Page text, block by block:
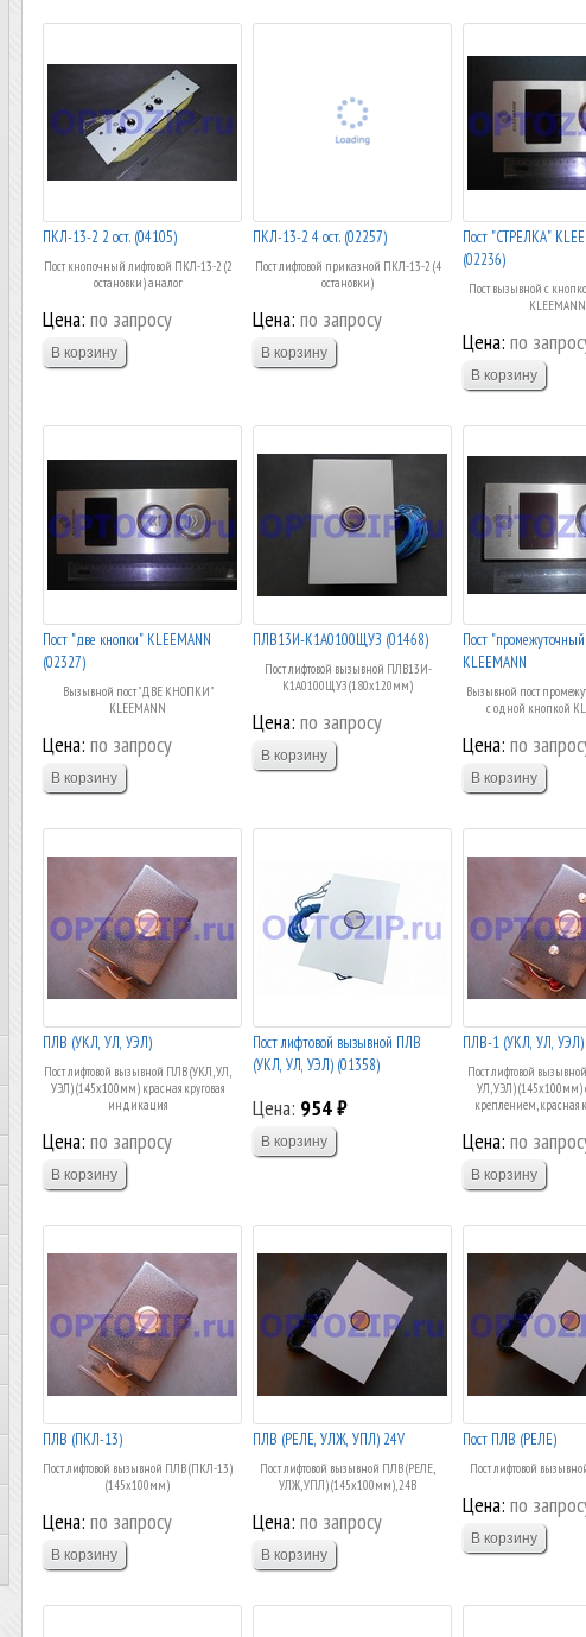
ПКЛ-13-2 2 ост. (04105)
Пост кнопочный лифтовой ПКЛ-13-2 (2
остановки) аналог
Цена: по запросу
ПКЛ-13-2 4 ост. (02257)
Пост лифтовой приказной ПКЛ-13-2 (4
остановки)
Цена: по запросу
Пост "СТРЕЛКА"
(02236)
Пост вызывной с
KLEEMANN
Цена: по
Пост "две кнопки" KLEEMANN
(02327)
Вызывной пост "ДВЕ КНОПКИ"
KLEEMANN
Цена: по запросу
ПЛВ13И-К1А0100ЩУЗ (01468)
Пост лифтовой вызывной ПЛВ13И-
К1А0100ЩУЗ (180х120мм)
Цена: по запросу
Пост
KLEEMANN
Вызывной пост
с одной кнопкой
Цена: по
ПЛВ (УКЛ, УЛ, УЭЛ)
Пост лифтовой вызывной ПЛВ (УКЛ, УЛ,
УЭЛ) (145х100мм) красная круговая
индикация
Цена: по запросу
Пост лифтовой вызывной ПЛВ
(УКЛ, УЛ, УЭЛ) (01358)
Цена: 954 ₽
ПЛВ-1 (УКЛ, УЛ, УЭЛ)
Пост лифтовой
УЛ, УЭЛ)
креплением, красная
Цена: по
ПЛВ (ПКЛ-13)
Пост лифтовой вызывной ПЛВ (ПКЛ-13)
(145х100мм)
Цена: по запросу
ПЛВ (РЕЛЕ, УЛЖ, УПЛ) 24V
Пост лифтовой вызывной ПЛВ (РЕЛЕ,
УЛЖ, УПЛ) (145х100мм), 24В
Цена: по запросу
Пост ПЛВ (РЕЛЕ)
Пост лифтовой
Цена: по